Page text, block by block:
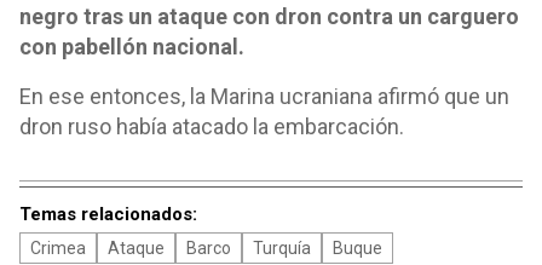
negro tras un ataque con dron contra un carguero
con pabellón nacional.
En ese entonces, la Marina ucraniana afirmó que un
dron ruso había atacado la embarcación.
Temas relacionados:
Crimea Ataque Barco Turquía Buque